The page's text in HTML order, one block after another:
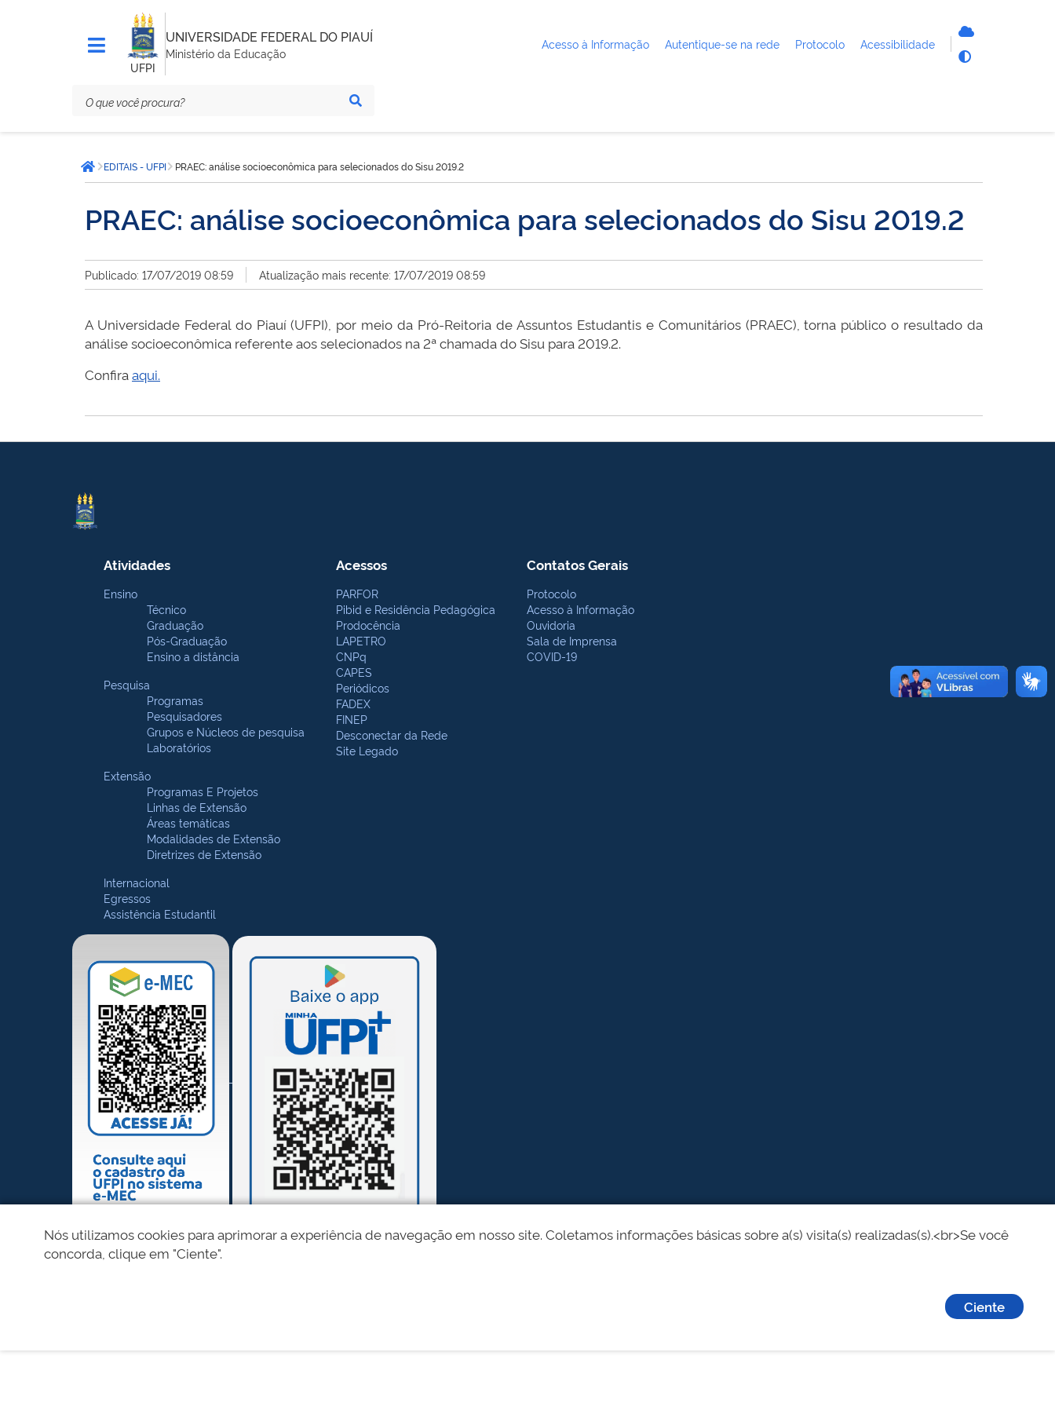
UFPI
UNIVERSIDADE FEDERAL DO PIAUÍ
Ministério da Educação
Acesso à Informação Autentique-se na rede Protocolo Acessibilidade
está
aqui:Página inicial
EDITAIS - UFPI PRAEC: análise socioeconômica para selecionados do Sisu 2019.2
PRAEC: análise socioeconômica para selecionados do Sisu 2019.2
Publicado: 17/07/2019 08:59 Atualização mais recente: 17/07/2019 08:59
A Universidade Federal do Piauí (UFPI), por meio da Pró-Reitoria de Assuntos Estudantis e Comunitários (PRAEC), torna público o resultado da
análise socioeconômica referente aos selecionados na 2ª chamada do Sisu para 2019.2.
Confiraaqui.
Atividades
Ensino
Técnico
Graduação
Pós-Graduação
Ensino a distância
Pesquisa
Programas
Pesquisadores
Grupos e Núcleos de pesquisa
Laboratórios
Extensão
Programas E Projetos
Linhas de Extensão
Áreas temáticas
Modalidades de Extensão
Diretrizes de Extensão
Internacional
Egressos
Assistência Estudantil
Acessos
PARFOR
Pibid e Residência Pedagógica
Prodocência
LAPETRO
CNPq
CAPES
Periódicos
FADEX
FINEP
Desconectar da Rede
Site Legado
Contatos Gerais
Protocolo
Acesso à Informação
Ouvidoria
Sala de Imprensa
COVID-19
Nós utilizamos cookies para aprimorar a experiência de navegação em nosso site. Coletamos informações básicas sobre a(s) visita(s) realizadas(s).<br>Se você
concorda, clique em "Ciente".
Ciente